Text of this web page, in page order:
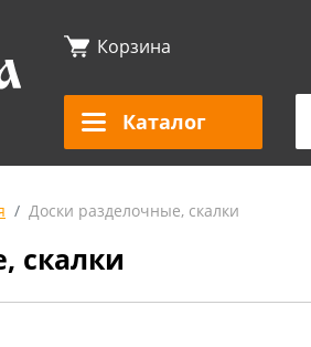
Корзина
Каталог
Доски разделочные, скалки
скалки